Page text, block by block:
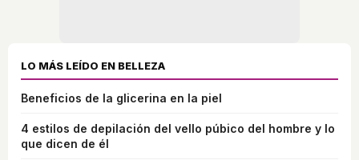
LO MÁS LEÍDO EN BELLEZA
Beneficios de la glicerina en la piel
4 estilos de depilación del vello púbico del hombre y lo
que dicen de él